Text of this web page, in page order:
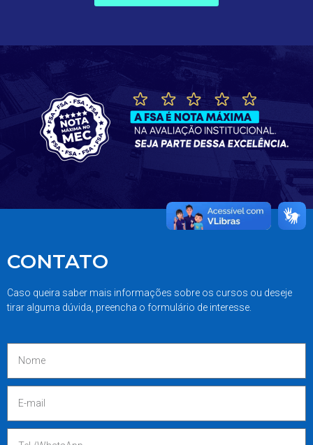
CONTATO
Caso queira saber mais informações sobre os cursos ou deseje
tirar alguma dúvida, preencha o formulário de interesse.